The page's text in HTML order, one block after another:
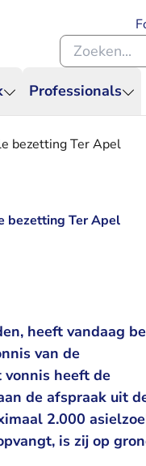
Professionals
Zoeken binnen
bezetting Ter Apel
bezetting Ter Apel
heeft vandaag
van de
heeft de
de afspraak uit
2.000
is zij op